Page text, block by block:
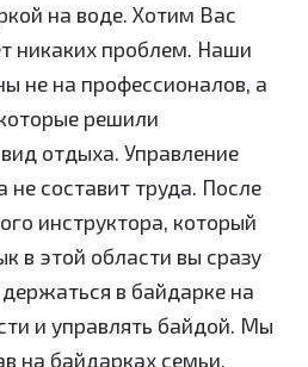
на воде. Хотим Вас
никаких проблем. Наши
не на профессионалов, а
решили
отдыха. Управление
не составит труда. После
инструктора, который
в этой области вы сразу
в байдарке на
и управлять байдой. Мы
на байдарках семьи,